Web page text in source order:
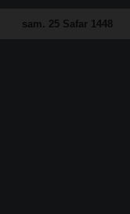
sam. 25 Safar 1448